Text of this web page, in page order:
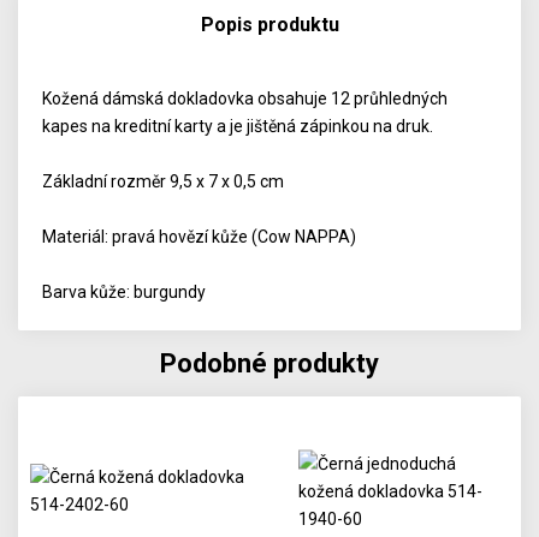
Popis produktu
Kožená dámská dokladovka obsahuje 12 průhledných
kapes na kreditní karty a je jištěná zápinkou na druk.
Základní rozměr 9,5 x 7 x 0,5 cm
Materiál: pravá hovězí kůže (Cow NAPPA)
Barva kůže: burgundy
Podobné produkty